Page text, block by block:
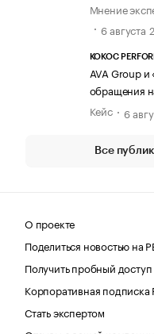
Мнение
6 августа
KOKOC
AVA Group и
обращения
Кейс
6
Все
О проекте
Поделиться новостью на
Получить пробный доступ
Корпоративная подписка
Стать экспертом